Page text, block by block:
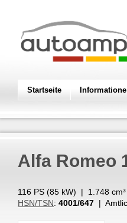
Startseite
Alfa Romeo
116 PS (85 kW) | 1.748 cm³
HSN/TSN: 4001/647 |